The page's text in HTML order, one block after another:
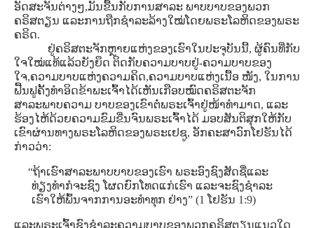
ອັດສະຈັນຕ່າງໆ,ມັນຂື້ນກັບການສາລະ ພາບບາບຂອງພວກ
ຄຣິສຕຽນ ແລະການຖືກຊໍາລະລ້າງໃໝ່ໂດຍພຣະໂລຫິດຂອງພຣະ
ຄຣິດ.
ຢູ່ຄຣິສຕະຈັກຫຼາຍແຫ່ງຂອງເຮົາໃນປະຈຸບັນນີ້, ຜູ້ຄົນທີ່ກັບ
ໃຈໃໝ່ແທ້ແລ້ວຍັງຍຶດ ຕິດກັບຄວາມບາບຢູ່-ຄວາມບາບຂອງ
ໃຈ,ຄວາມບາບແຫ່ງຄວາມຄິດ,ຄວາມບາບແຫ່ງເນື້ອ ໜັງ, ໃນການ
ຟື້ນຟູຄັ້ງທໍາອິດຂ້າພະເຈົ້າໄດ້ເຫັນເກືອບໝົດຄຣິສຕະຈັກ
ສາລະພາບຄວາມ ບາບຂອງເຂົາຕໍ່ພຣະເຈົ້າຢູ່ໜ້າທໍາມາດ, ແລະ
ຮ້ອງໄຫ້ດ້ວຍຄວາມຂົມຂື່ນຈົນພຣະເຈົ້າໄດ້ ມອບສັນຕິສຸກໃຫ້ກັບ
ເຂົາຜ່ານທາງພຣະໂລຫິດຂອງພຣະເຢຊູ, ອັກຄະສາວົກໂຢຮັນໄດ້
ກ່າວວ່າ:
“ຖ້າເຮົາສາລະພາບບາບຂອງເຮົາ ພຣະອົງຊົງສັດຊື່ແລະ
ທ່ຽງທໍາກໍຈະຊົງ ໂຜດຍົກໂທດແກ່ເຮົາ ແລະຈະຊົງຊໍາລະ
ເຮົາໃຫ້ພົ້ນຈາກການອະທໍາທຸກ ຢ່າງ” (1 ໂຢຮັນ 1:9)
ແລະພຣະເຈົ້າຊົງຊໍາລະຄວາມບາບຂອງພວກຄຣິສຕຽນແນວໃດ